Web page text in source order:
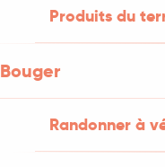
Produits du
Bouger
Randonner à